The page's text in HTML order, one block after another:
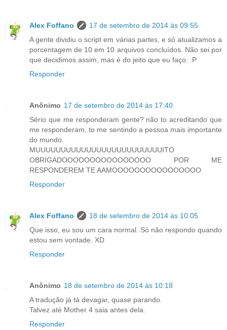
Alex Foffano
17 de setembro de 2014 às 09:55
A gente dividiu o script em várias partes, e só atualizamos a
porcentagem de 10 em 10 arquivos concluídos. Não sei por
que decidimos assim, mas é do jeito que eu faço. :P
Responder
Anônimo 17 de setembro de 2014 às 17:40
Sério que me responderam gente? não to acreditando que
me responderam, to me sentindo a pessoa mais importante
do mundo.
MUUUUUUUUUUUUUUUUUUUUUUUUUITO
OBRIGADOOOOOOOOOOOOOOOO POR ME
RESPONDEREM TE AAMOOOOOOOOOOOOOOOO
Responder
Alex Foffano
18 de setembro de 2014 às 10:05
Que isso, eu sou um cara normal. Só não respondo quando
estou sem vontade. XD
Responder
Anônimo 18 de setembro de 2014 às 10:18
A tradução já tá devagar, quase parando.
Talvez até Mother 4 saia antes dela.
Responder